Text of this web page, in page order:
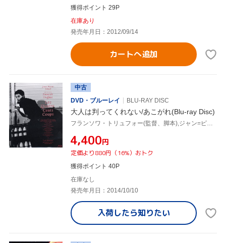
獲得ポイント 29P
在庫あり
発売年月日：2012/09/14
カートへ追加
中古
DVD・ブルーレイ
BLU-RAY DISC
大人は判ってくれない/あこがれ(Blu-ray Disc)
フランソワ・トリュフォー(監督、脚本),ジャン=ピエール・レオー,パトリック・オーフェー,ベルナデット・ラフォン,ジェラール・ブラン,モーリス・ポンス(原作),ジャン・コンスタンチン(音楽),モーリス・ルルー(音楽)
¥4,400円
定価より880円（16%）おトク
獲得ポイント 40P
在庫なし
発売年月日：2014/10/10
入荷したら知りたい